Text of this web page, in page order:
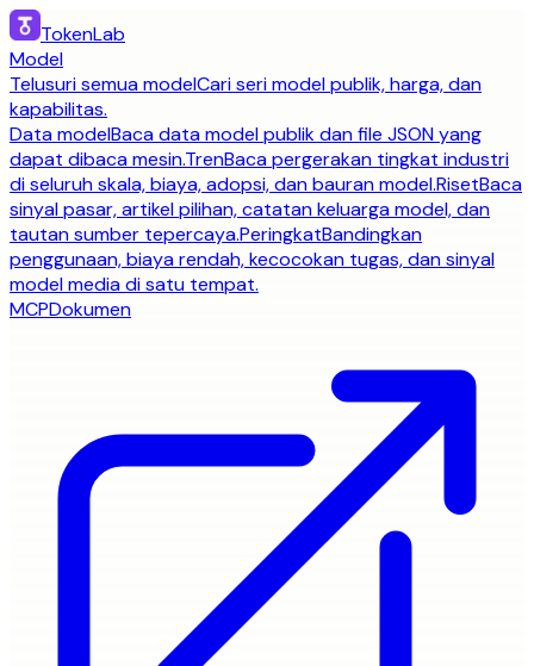
TokenLab
Model
Telusuri semua modelCari seri model publik, harga, dan
kapabilitas.
Data modelBaca data model publik dan file JSON yang
dapat dibaca mesin.TrenBaca pergerakan tingkat industri
di seluruh skala, biaya, adopsi, dan bauran model.RisetBaca
sinyal pasar, artikel pilihan, catatan keluarga model, dan
tautan sumber tepercaya.PeringkatBandingkan
penggunaan, biaya rendah, kecocokan tugas, dan sinyal
model media di satu tempat.
MCPDokumen